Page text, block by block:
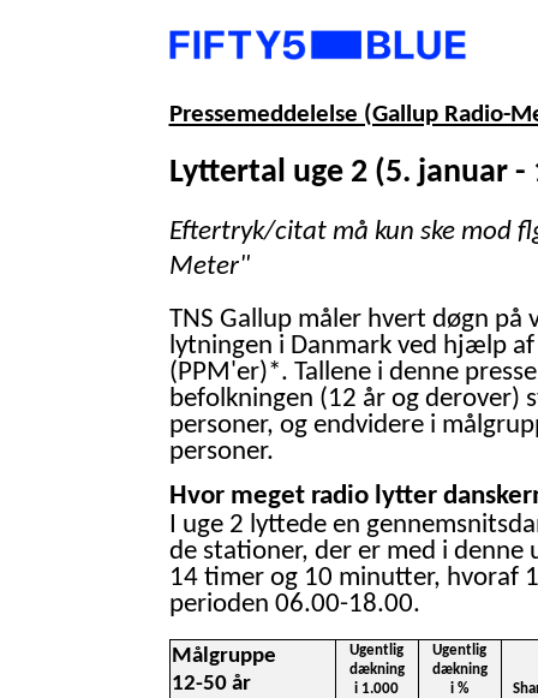
Pressemeddelelse (Gallup Radio-
Lyttertal uge 2 (5. januar -
Eftertryk/citat må kun ske mod
Meter"
TNS Gallup måler hvert døgn på
lytningen i Danmark ved hjælp
(PPM'er)*. Tallene i denne
befolkningen (12 år og derover)
personer, og endvidere i
personer.
Hvor meget radio lytter
I uge 2 lyttede en
de stationer, der er med i denne
14 timer og 10 minutter, hvoraf
perioden 06.00-18.00.
Målgruppe
12-50 år
Ugentlig
dækning
i 1.000
Ugentlig
dækning
i %